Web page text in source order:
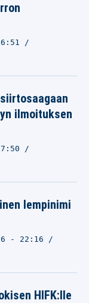
ilmoituksen
lempinimi
- 22:16
HIFK:lle